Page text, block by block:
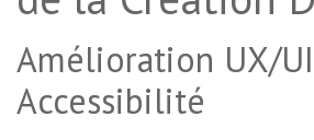
Amélioration UX/
Accessibilité